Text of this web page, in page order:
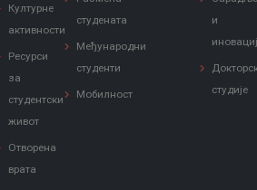
Културне
активности
Ресурси
за
студентски
живот
Отворена
врата
студената
Међународни
студенти
Мобилност
и
студије